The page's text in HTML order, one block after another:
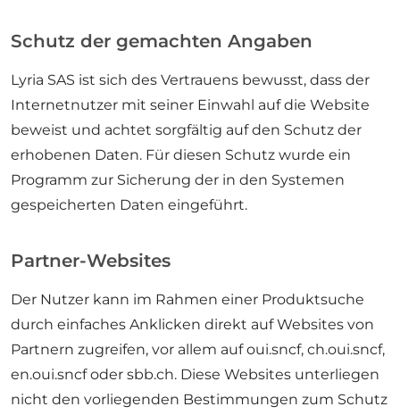
Schutz der gemachten Angaben
Lyria SAS ist sich des Vertrauens bewusst, dass der
Internetnutzer mit seiner Einwahl auf die Website
beweist und achtet sorgfältig auf den Schutz der
erhobenen Daten. Für diesen Schutz wurde ein
Programm zur Sicherung der in den Systemen
gespeicherten Daten eingeführt.
Partner-Websites
Der Nutzer kann im Rahmen einer Produktsuche
durch einfaches Anklicken direkt auf Websites von
Partnern zugreifen, vor allem auf oui.sncf, ch.oui.sncf,
en.oui.sncf oder sbb.ch. Diese Websites unterliegen
nicht den vorliegenden Bestimmungen zum Schutz